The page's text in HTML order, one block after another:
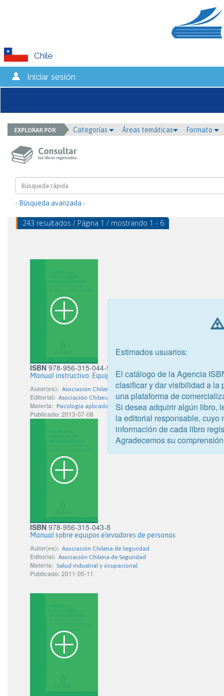
Chile
Iniciar sesión
Categorías Áreas temáticas Formato
- Búsqueda avanzada -
243 resultados / Página 1 / mostrando 1 - 6
ISBN 978-956-315-044-5
Manual instructivo. Equipo de observadores: Programa de
Autor(es): Asociación Chilena de Seguridad
Editorial: Asociación Chilena de Seguridad
Materia: Psicología aplicada
Publicado: 2013-07-08
ISBN 978-956-315-043-8
Manual sobre equipos elevadores de personas
Autor(es): Asociación Chilena de Seguridad
Editorial: Asociación Chilena de Seguridad
Materia: Salud industrial y ocupacional
Publicado: 2011-05-11
Estimados usuarios:
El catálogo de la Agencia
clasificar y dar visibilidad a la
una plataforma de
Si desea adquirir algún libro,
la editorial responsable, cuyo
información de cada libro
Agradecemos su